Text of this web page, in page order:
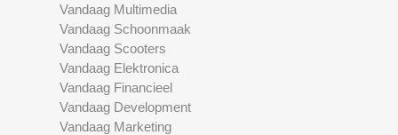
Vandaag Multimedia
Vandaag Schoonmaak
Vandaag Scooters
Vandaag Elektronica
Vandaag Financieel
Vandaag Development
Vandaag Marketing